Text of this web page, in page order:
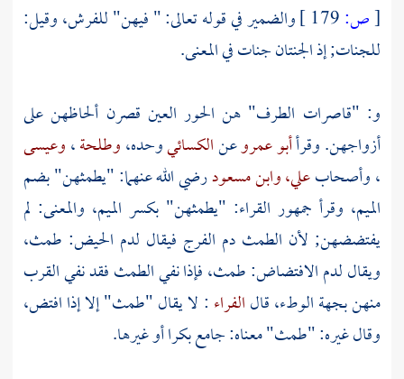
[ص:
والضمير في قوله تعالى: " فيهن" للفرش، وقيل:
للجنات; إذ الجنتان جنات في المعنى.
و: "قاصرات الطرف" هن الحور العين قصرن ألحاظهن على
أزواجهن. وقرأأبو عمروعنالكسائيوحده،وطلحة،وعيسى
، وأصحابعلي،وابن مسعودرضي الله عنهما: "يطمثهن" بضم
الميم، وقرأ جمهور القراء: "يطمثهن" بكسر الميم، والمعنى: لم
يفتضضهن; لأن الطمث دم الفرج فيقال لدم الحيض: طمث،
ويقال لدم الافتضاض: طمث، فإذا نفي الطمث فقد نفي القرب
منهن بجهة الوطء، قالالفراء : لا يقال "طمث" إلا إذا افتض،
وقال غيره: "طمث" معناه: جامع بكرا أو غيرها.